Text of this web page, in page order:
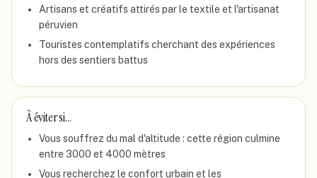
Artisans et créatifs attirés par le textile et l'artisanat
péruvien
Touristes contemplatifs cherchant des expériences
hors des sentiers battus
À éviter si…
Vous souffrez du mal d'altitude : cette région culmine
entre 3000 et 4000 mètres
Vous recherchez le confort urbain et les